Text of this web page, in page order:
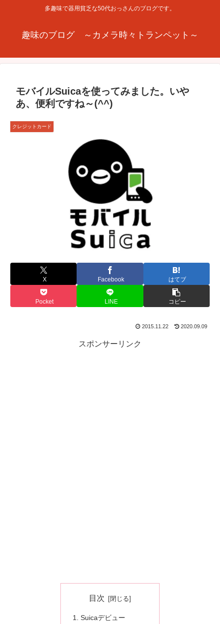
多趣味で器用貧乏な50代おっさんのブログです。
趣味のブログ ～カメラ時々トランペット～
モバイルSuicaを使ってみました。いや
あ、便利ですね～(^^)
クレジットカード
X Facebook はてブ
Pocket LINE コピー
2015.11.22 2020.09.09
スポンサーリンク
目次
Suicaデビュー